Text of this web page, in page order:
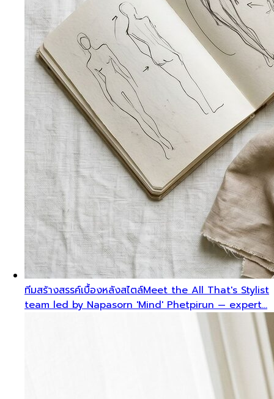
ทีมสร้างสรรค์เบื้องหลังสไตล์Meet the All That's Stylist
team led by Napasorn 'Mind' Phetpirun — expert…